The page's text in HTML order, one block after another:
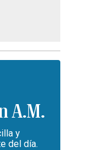
A.M.
y
del día.